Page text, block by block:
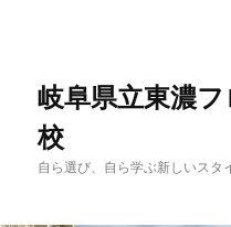
岐阜県立東濃
校
自ら選び、自ら学ぶ新しいスタ